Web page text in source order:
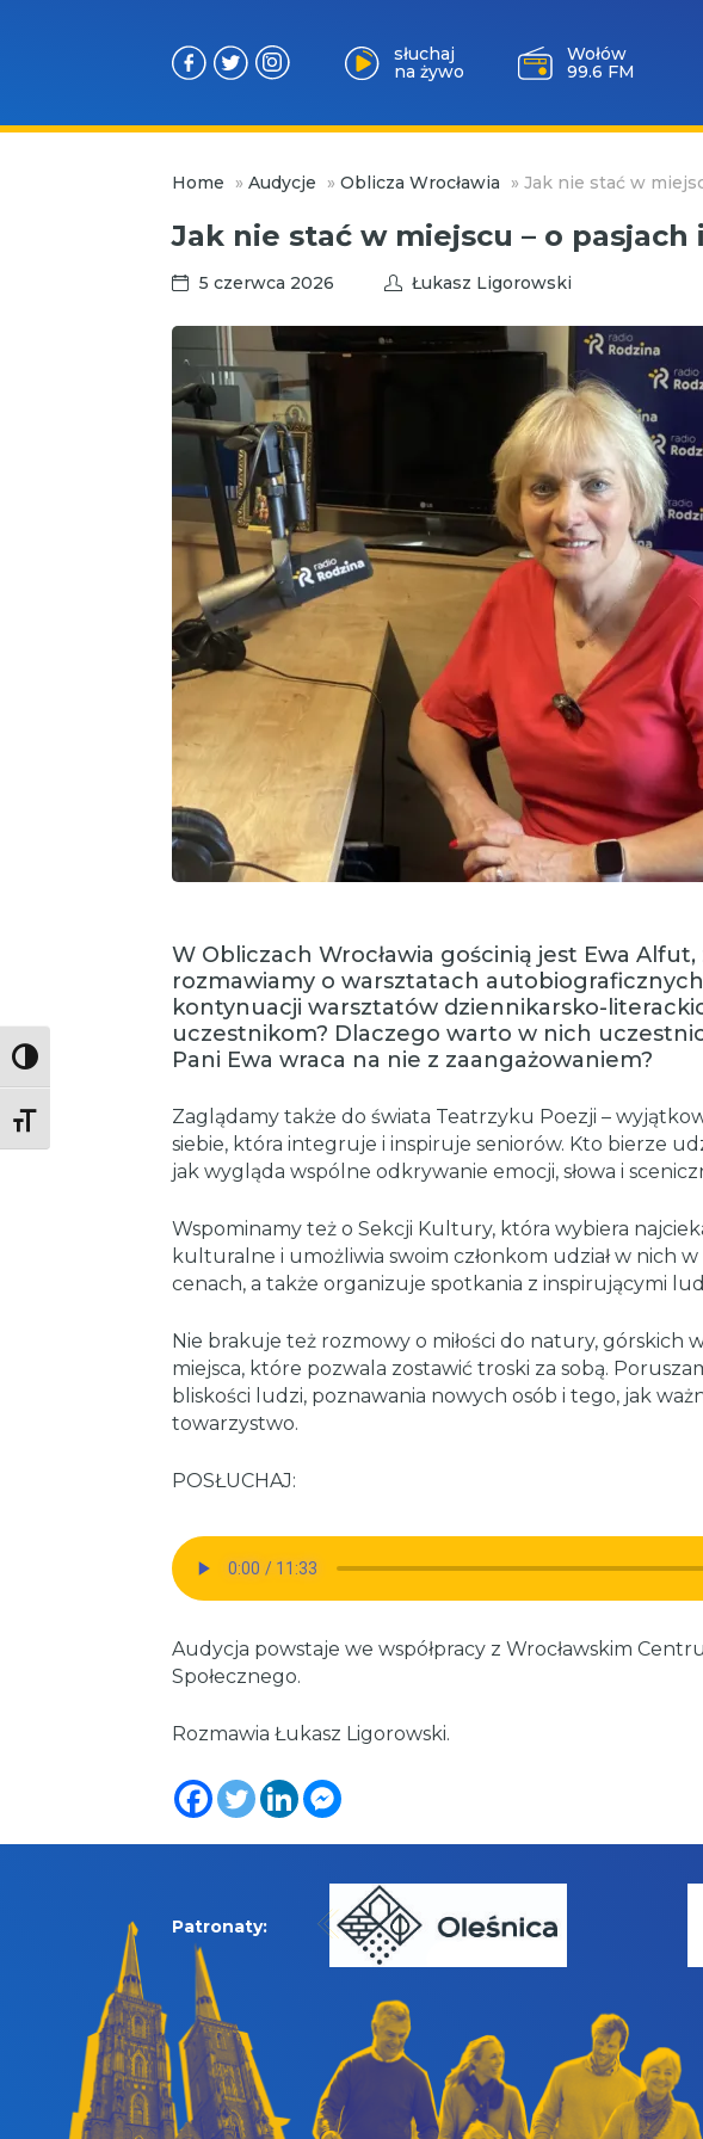
Toggle High Contrast
Toggle Font size
słuchaj
na żywo
Wołów
99.6 FM
Home » Audycje » Oblicza Wrocławia » Jak nie stać w
Jak nie stać w miejscu – o pasjach
5 czerwca 2026 Łukasz Ligorowski
W Obliczach Wrocławia gościnią jest Ewa
rozmawiamy o warsztatach
kontynuacji warsztatów dziennikarsko-
uczestnikom? Dlaczego warto w nich
Pani Ewa wraca na nie z zaangażowaniem?
Zaglądamy także do świata Teatrzyku Poezji –
siebie, która integruje i inspiruje seniorów. Kto bierze
jak wygląda wspólne odkrywanie emocji, słowa i
Wspominamy też o Sekcji Kultury, która wybiera
kulturalne i umożliwia swoim członkom udział w nich
cenach, a także organizuje spotkania z inspirującymi
Nie brakuje też rozmowy o miłości do natury, górskich
miejsca, które pozwala zostawić troski za sobą.
bliskości ludzi, poznawania nowych osób i tego, jak
towarzystwo.
POSŁUCHAJ:
Audycja powstaje we współpracy z Wrocławskim
Społecznego.
Rozmawia Łukasz Ligorowski.
Patronaty: